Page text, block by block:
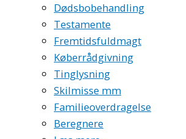
Dødsbobehandling
Testamente
Fremtidsfuldmagt
Køberrådgivning
Tinglysning
Skilmisse mm
Familieoverdragelse
Beregnere